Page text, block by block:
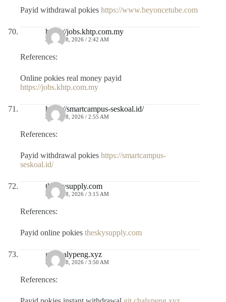
Payid withdrawal pokies https://www.beyoncetube.com
https://jobs.khtp.com.my
JULIO 18, 2026 / 2:42 AM
References:
Online pokies real money payid
https://jobs.khtp.com.my
https://smartcampus-seskoal.id/
JULIO 18, 2026 / 2:55 AM
References:
Payid withdrawal pokies https://smartcampus-
seskoal.id/
theskysupply.com
JULIO 18, 2026 / 3:15 AM
References:
Payid online pokies theskysupply.com
git.chalypeng.xyz
JULIO 18, 2026 / 3:50 AM
References: